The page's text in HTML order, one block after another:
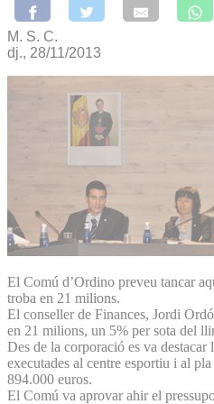
M. S. C.
dj., 28/11/2013
El Comú d’Ordino preveu tancar
troba en 21 milions.
El conseller de Finances, Jordi
en 21 milions, un 5% per sota del
Des de la corporació es va
executades al centre esportiu i al
894.000 euros.
El Comú va aprovar ahir el